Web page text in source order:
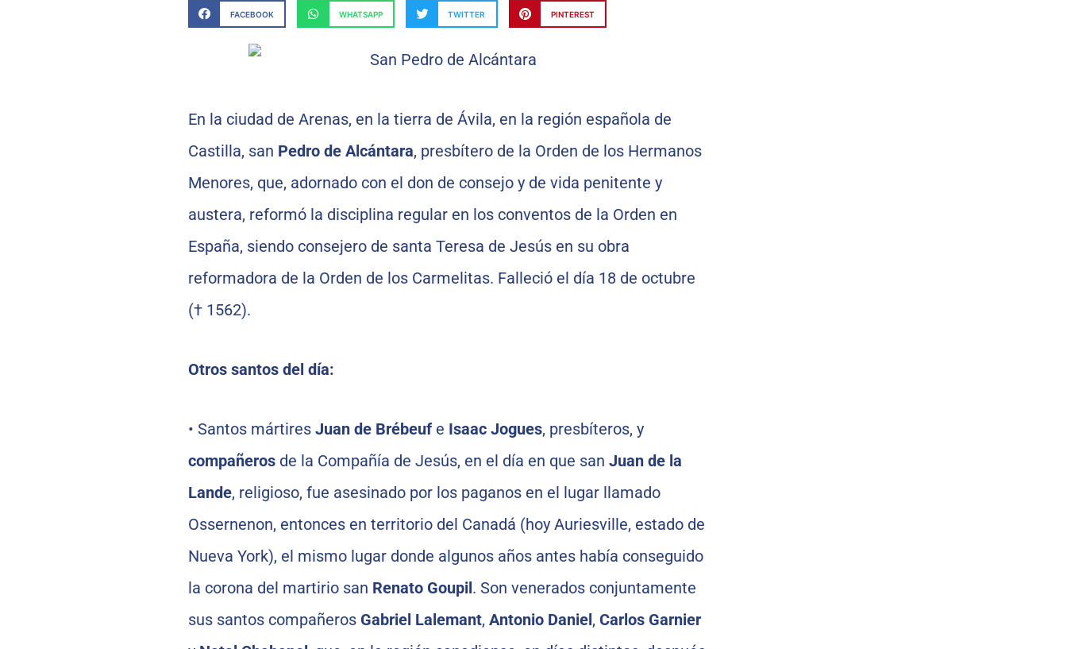
FACEBOOK WHATSAPP TWITTER PINTEREST
En la ciudad de Arenas, en la tierra de Ávila, en la región española de
Castilla, san Pedro de Alcántara, presbítero de la Orden de los Hermanos
Menores, que, adornado con el don de consejo y de vida penitente y
austera, reformó la disciplina regular en los conventos de la Orden en
España, siendo consejero de santa Teresa de Jesús en su obra
reformadora de la Orden de los Carmelitas. Falleció el día 18 de octubre
(† 1562).
Otros santos del día:
• Santos mártires Juan de Brébeufe Isaac Jogues, presbíteros, y
compañerosde la Compañía de Jesús, en el día en que san Juan de la
Lande, religioso, fue asesinado por los paganos en el lugar llamado
Ossernenon, entonces en territorio del Canadá (hoy Auriesville, estado de
Nueva York), el mismo lugar donde algunos años antes había conseguido
la corona del martirio san Renato Goupil. Son venerados conjuntamente
sus santos compañeros Gabriel Lalemant, Antonio Daniel, Carlos Garnier